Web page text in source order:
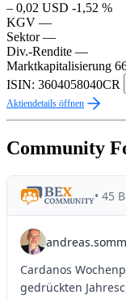
– 0,02 USD -1,52 %
KGV —
Sektor —
Div.-Rendite —
Marktkapitalisierung
ISIN: 3604058040CR
Aktiendetails öffnen
Community